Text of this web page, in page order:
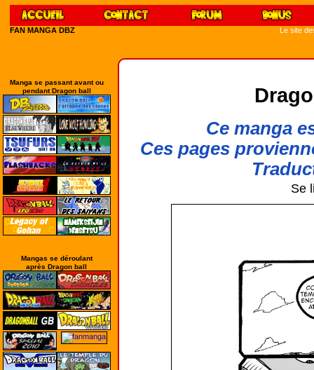
FAN MANGA DBZ Le site
Manga se passant avant ou
pendant Dragon ball
Mangas se déroulant
après Dragon ball
Ce manga
Ces pages
Se